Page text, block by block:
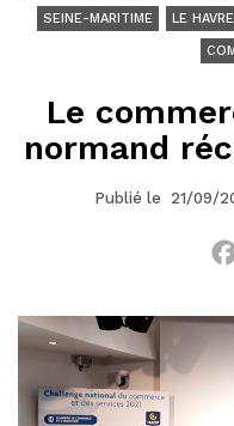
SEINE-MARITIME LE HAVRE
Le
normand
Publié le 21/09/